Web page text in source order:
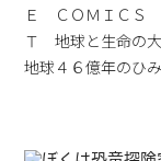
Ｅ ＣＯＭＩＣＳ
Ｔ 地球と生命の
地球４６億年のひ